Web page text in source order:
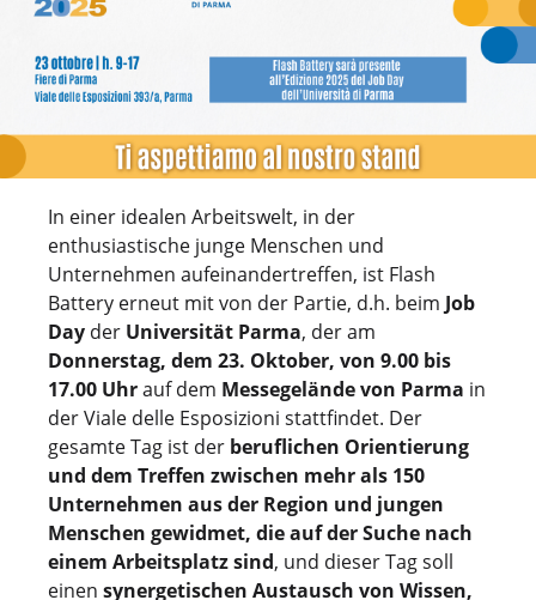
In einer idealen Arbeitswelt, in der
enthusiastische junge Menschen und
Unternehmen aufeinandertreffen, ist Flash
Battery erneut mit von der Partie, d.h. beim Job
Day der Universität Parma, der am
Donnerstag, dem 23. Oktober, von 9.00 bis
17.00 Uhrauf dem Messegelände von Parma in
der Viale delle Esposizioni stattfindet. Der
gesamte Tag ist der beruflichen Orientierung
und dem Treffen zwischen mehr als 150
Unternehmen aus der Region und jungen
Menschen gewidmet, die auf der Suche nach
einem Arbeitsplatz sind, und dieser Tag soll
einen synergetischen Austausch von Wissen,